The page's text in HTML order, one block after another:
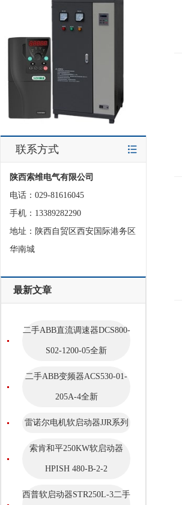
联系方式
陕西索维电气有限公司
电话：029-81616045
手机：13389282290
地址：陕西自贸区西安国际港务区
华南城
最新文章
二手ABB直流调速器DCS800-
S02-1200-05全新
二手ABB变频器ACS530-01-
205A-4全新
雷诺尔电机软启动器JJR系列
索肯和平250KW软启动器
HPISH 480-B-2-2
西普软启动器STR250L-3二手